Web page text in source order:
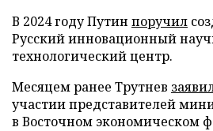
В 2024 году Путин поручил
Русский инновационный
технологический центр.
Месяцем ранее Трутнев
участии представителей
в Восточном экономическом